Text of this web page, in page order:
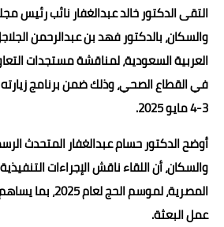
التقى الدكتور خالد عبدالغفار نائب رئيس
والسكان، بالدكتور فهد بن عبدالرحمن
العربية السعودية، لمناقشة مستجدات
في القطاع الصحي، وذلك ضمن برنامج
3-4 مايو 2025.
أوضح الدكتور حسام عبدالغفار المتحدث
والسكان، أن اللقاء ناقش الإجراءات
المصرية، لموسم
عمل البعثة.